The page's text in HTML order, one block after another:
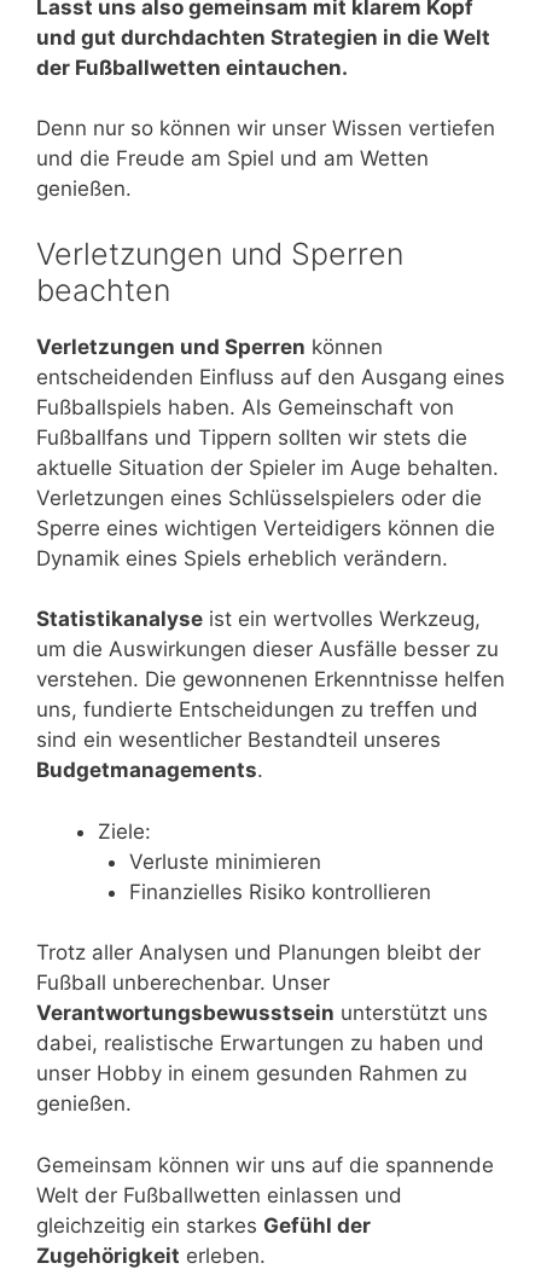
Lasst uns also gemeinsam mit klarem Kopf
und gut durchdachten Strategien in die Welt
der Fußballwetten eintauchen.
Denn nur so können wir unser Wissen vertiefen
und die Freude am Spiel und am Wetten
genießen.
Verletzungen und Sperren
beachten
Verletzungen und Sperren können
entscheidenden Einfluss auf den Ausgang eines
Fußballspiels haben. Als Gemeinschaft von
Fußballfans und Tippern sollten wir stets die
aktuelle Situation der Spieler im Auge behalten.
Verletzungen eines Schlüsselspielers oder die
Sperre eines wichtigen Verteidigers können die
Dynamik eines Spiels erheblich verändern.
Statistikanalyse ist ein wertvolles Werkzeug,
um die Auswirkungen dieser Ausfälle besser zu
verstehen. Die gewonnenen Erkenntnisse helfen
uns, fundierte Entscheidungen zu treffen und
sind ein wesentlicher Bestandteil unseres
Budgetmanagements.
Ziele:
Verluste minimieren
Finanzielles Risiko kontrollieren
Trotz aller Analysen und Planungen bleibt der
Fußball unberechenbar. Unser
Verantwortungsbewusstsein unterstützt uns
dabei, realistische Erwartungen zu haben und
unser Hobby in einem gesunden Rahmen zu
genießen.
Gemeinsam können wir uns auf die spannende
Welt der Fußballwetten einlassen und
gleichzeitig ein starkes Gefühl der
Zugehörigkeit erleben.